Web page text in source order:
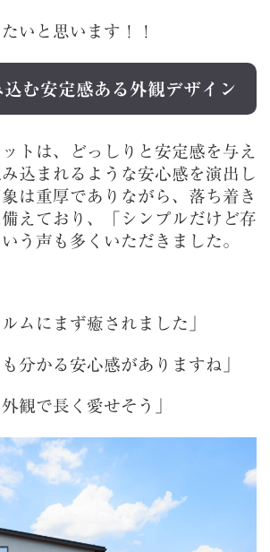
いと思います！！
む安定感ある外観デザイン
トは、どっしりと安定感を与え
込まれるような安心感を演出し
は重厚でありながら、落ち着き
えており、「シンプルだけど存
う声も多くいただきました。
ムにまず癒されました」
分かる安心感がありますね」
観で長く愛せそう」